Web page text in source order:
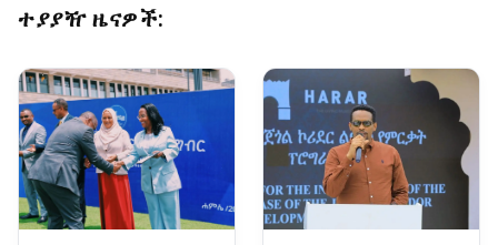
ተያያዥ ዜናዎች: